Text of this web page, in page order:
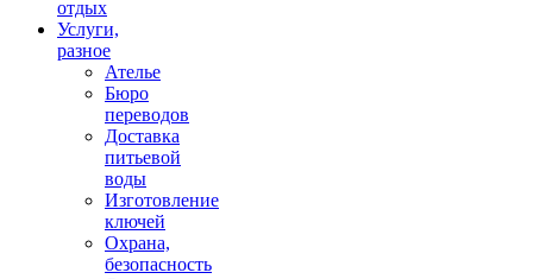
отдых
Услуги,
разное
Ателье
Бюро
переводов
Доставка
питьевой
воды
Изготовление
ключей
Охрана,
безопасность